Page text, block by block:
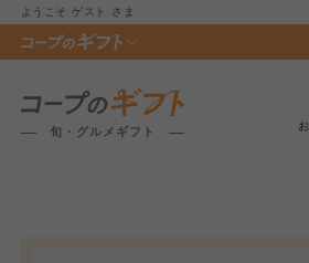
ようこそ ゲスト さま
旬・グルメギフト